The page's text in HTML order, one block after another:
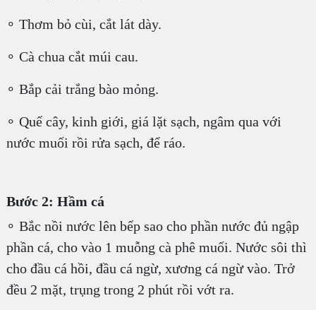
∘ Thơm bỏ cùi, cắt lát dày.
∘ Cà chua cắt múi cau.
∘ Bắp cải trắng bào mỏng.
∘ Quế cây, kinh giới, giá lặt sạch, ngâm qua với
nước muối rồi rửa sạch, để ráo.
Bước 2: Hầm cá
∘ Bắc nồi nước lên bếp sao cho phần nước đủ ngập
phần cá, cho vào 1 muỗng cà phê muối. Nước sôi thì
cho đầu cá hồi, đầu cá ngừ, xương cá ngừ vào. Trở
đều 2 mặt, trụng trong 2 phút rồi vớt ra.